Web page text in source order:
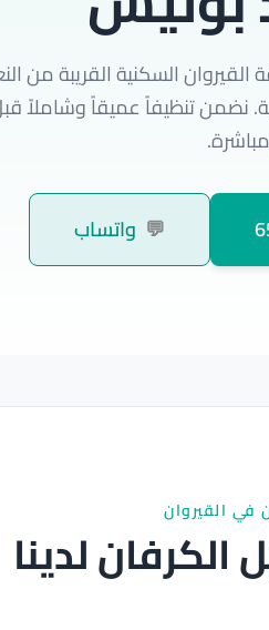
السكنية القريبة من
بمعدات احترافية. نضمن تنظيفاً عميقاً
💬 واتساب
في القيروان
لدينا